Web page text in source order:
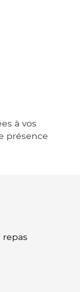
à vos
présence
repas